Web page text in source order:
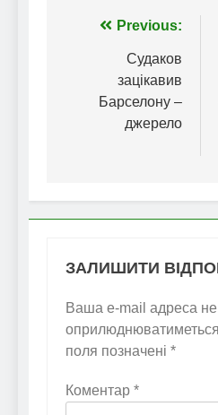
Навігація
записів
Previous:
Судаков
зацікавив
Барселону –
джерело
ЗАЛИШИТИ
Ваша e-mail адреса не
поля позначені *
Коментар *